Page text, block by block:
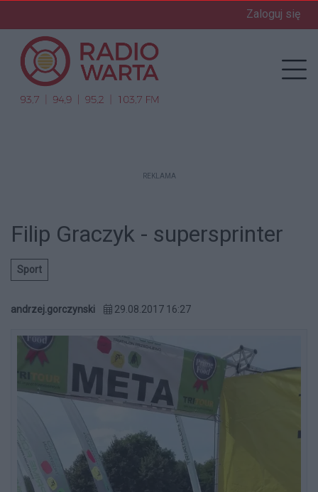
Zaloguj się
REKLAMA
Filip Graczyk - supersprinter
Sport
andrzej.gorczynski 29.08.2017 16:27